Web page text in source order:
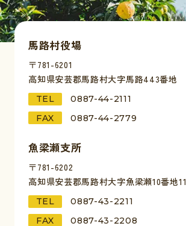
馬路村役場
〒781-6201
高知県安芸郡馬路村大字馬路443番地
TEL
0887-44-2111
FAX
0887-44-2779
魚梁瀬支所
〒781-6202
高知県安芸郡馬路村大字魚梁瀬10番地11
TEL
0887-43-2211
FAX
0887-43-2208